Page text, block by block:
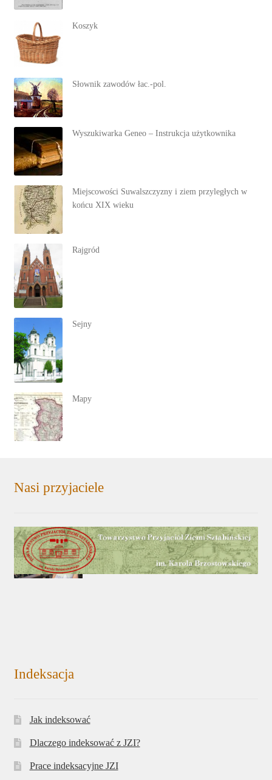
Koszyk
Słownik zawodów łac.-pol.
Wyszukiwarka Geneo – Instrukcja użytkownika
Miejscowości Suwalszczyzny i ziem przyległych w
końcu XIX wieku
Rajgród
Sejny
Mapy
Nasi przyjaciele
Indeksacja
Jak indeksować
Dlaczego indeksować z JZI?
Prace indeksacyjne JZI